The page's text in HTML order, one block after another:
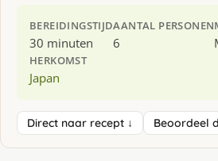
BEREIDINGSTIJD
30 minuten
AANTAL PERSONEN
6
HERKOMST
Japan
Direct naar recept ↓ Beoordeel